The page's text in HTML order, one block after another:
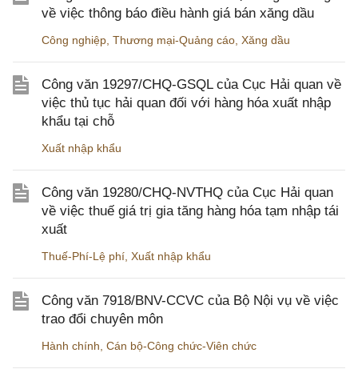
về việc thông báo điều hành giá bán xăng dầu
Công nghiệp, Thương mại-Quảng cáo, Xăng dầu
Công văn 19297/CHQ-GSQL của Cục Hải quan về
việc thủ tục hải quan đối với hàng hóa xuất nhập
khẩu tại chỗ
Xuất nhập khẩu
Công văn 19280/CHQ-NVTHQ của Cục Hải quan
về việc thuế giá trị gia tăng hàng hóa tạm nhập tái
xuất
Thuế-Phí-Lệ phí, Xuất nhập khẩu
Công văn 7918/BNV-CCVC của Bộ Nội vụ về việc
trao đổi chuyên môn
Hành chính, Cán bộ-Công chức-Viên chức